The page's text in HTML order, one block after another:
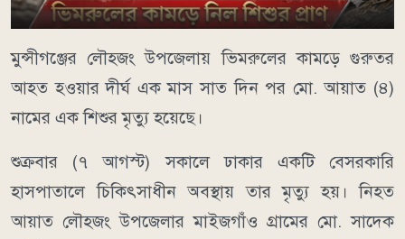
মুন্সীগঞ্জের লৌহজং উপজেলায় ভিমরুলের কামড়ে গুরুতর
আহত হওয়ার দীর্ঘ এক মাস সাত দিন পর মো. আয়াত (৪)
নামের এক শিশুর মৃত্যু হয়েছে।
শুক্রবার (৭ আগস্ট) সকালে ঢাকার একটি বেসরকারি
হাসপাতালে চিকিৎসাধীন অবস্থায় তার মৃত্যু হয়। নিহত
আয়াত লৌহজং উপজেলার মাইজগাঁও গ্রামের মো. সাদেক